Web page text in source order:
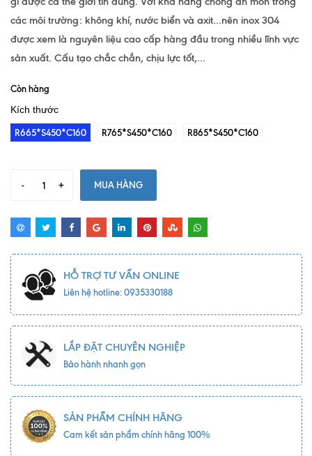
các môi trường: không khí, nước biển và axit…nên inox 304
được xem là nguyên liệu cao cấp hàng đầu trong nhiều lĩnh vực
sản xuất. Cấu tạo chắc chắn, chịu lực tốt,...
Còn hàng
Kích thước
R665*S450*C160 R765*S450*C160 R865*S450*C160
- + MUA HÀNG
HỖ TRỢ TƯ VẤN ONLINE
Liên hệ hotline: 0935330188
LẮP ĐẶT CHUYÊN NGHIỆP
Bảo hành nhanh gọn
SẢN PHẨM CHÍNH HÃNG
Cam kết sản phẩm chính hãng 100%